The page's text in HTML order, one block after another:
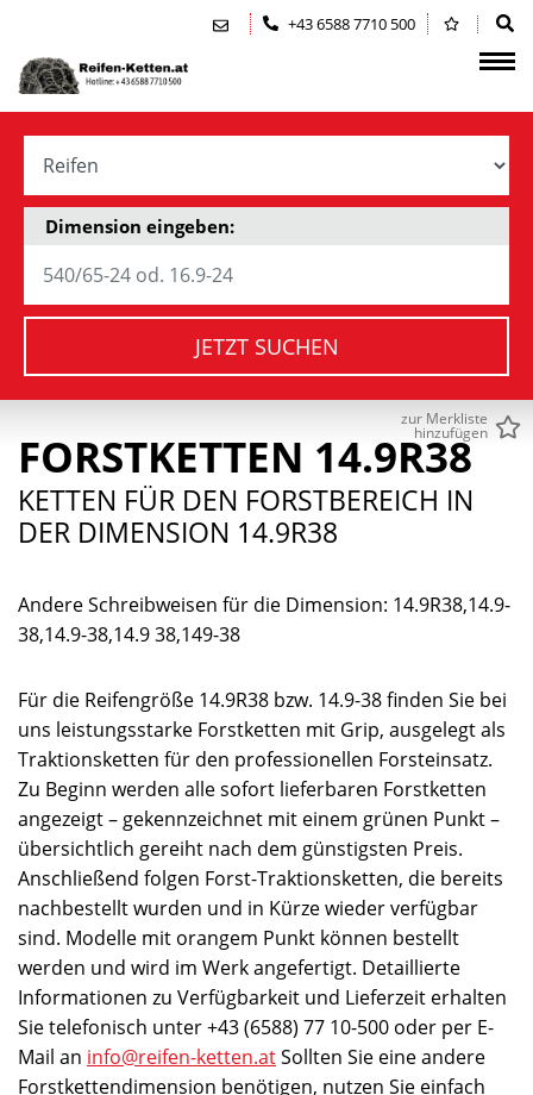
Zum Inhalt springen (Alt+0)
Zum Hauptmenü springen (Alt+1)+43 6588 7710 500
Dimension eingeben:
JETZT SUCHEN
zur Merkliste
hinzufügen
FORSTKETTEN 14.9R38
KETTEN FÜR DEN FORSTBEREICH IN
DER DIMENSION 14.9R38
Andere Schreibweisen für die Dimension: 14.9R38,14.9-
38,14.9-38,14.9 38,149-38
Für die Reifengröße 14.9R38 bzw. 14.9-38 finden Sie bei
uns leistungsstarke Forstketten mit Grip, ausgelegt als
Traktionsketten für den professionellen Forsteinsatz.
Zu Beginn werden alle sofort lieferbaren Forstketten
angezeigt – gekennzeichnet mit einem grünen Punkt –
übersichtlich gereiht nach dem günstigsten Preis.
Anschließend folgen Forst-Traktionsketten, die bereits
nachbestellt wurden und in Kürze wieder verfügbar
sind. Modelle mit orangem Punkt können bestellt
werden und wird im Werk angefertigt. Detaillierte
Informationen zu Verfügbarkeit und Lieferzeit erhalten
Sie telefonisch unter +43 (6588) 77 10-500 oder per E-
Mail an info@reifen-ketten.atSollten Sie eine andere
Forstkettendimension benötigen, nutzen Sie einfach